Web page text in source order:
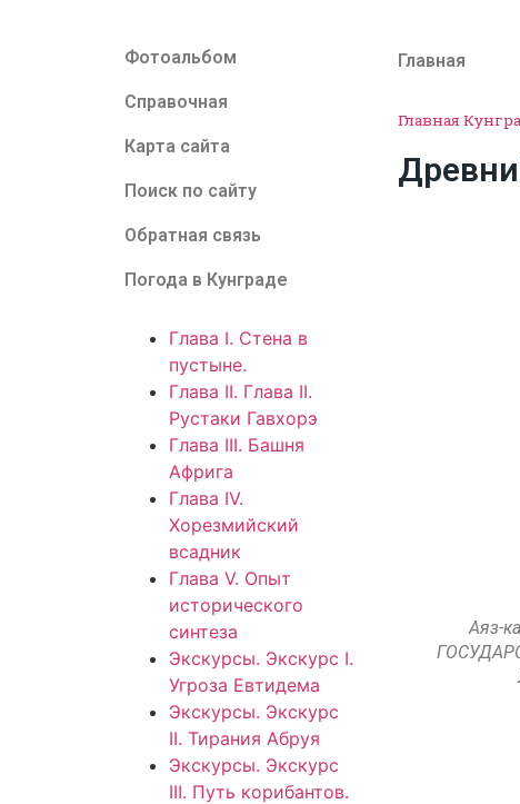
Фотоальбом
Справочная
Карта сайта
Поиск по сайту
Обратная связь
Погода в Кунграде
Глава I. Стена в
пустыне.
Глава II. Глава II.
Рустаки Гавхорэ
Глава III. Башня
Африга
Глава IV.
Хорезмийский
всадник
Глава V. Опыт
исторического
синтеза
Экскурсы. Экскурс I.
Угроза Евтидема
Экскурсы. Экскурс
II. Тирания Абруя
Экскурсы. Экскурс
III. Путь корибантов.
Главная
Главная
Аяз-